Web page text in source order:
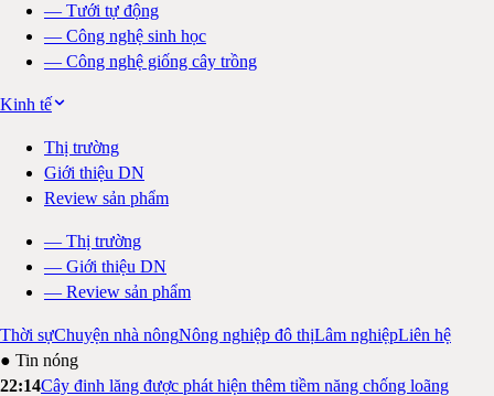
— Tưới tự động
— Công nghệ sinh học
— Công nghệ giống cây trồng
Kinh tế
Thị trường
Giới thiệu DN
Review sản phẩm
— Thị trường
— Giới thiệu DN
— Review sản phẩm
Thời sựChuyện nhà nôngNông nghiệp đô thịLâm nghiệpLiên hệ
● Tin nóng
22:14Cây đinh lăng được phát hiện thêm tiềm năng chống loãng